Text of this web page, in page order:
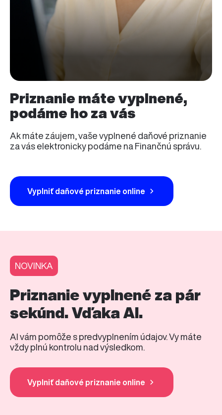
Priznanie máte vyplnené,
podáme ho za vás
Ak máte záujem, vaše vyplnené daňové priznanie
za vás elektronicky podáme na Finančnú správu.
Vyplniť daňové priznanie online
NOVINKA
Priznanie vyplnené za pár
sekúnd. Vďaka AI.
AI vám pomôže s predvyplnením údajov. Vy máte
vždy plnú kontrolu nad výsledkom.
Vyplniť daňové priznanie online